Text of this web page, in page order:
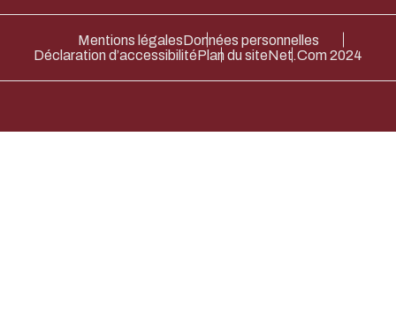
Mentions légalesDonnées personnelles
Déclaration d’accessibilitéPlan du siteNet.Com 2024